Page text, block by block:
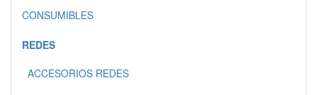
CONSUMIBLES
REDES
ACCESORIOS REDES